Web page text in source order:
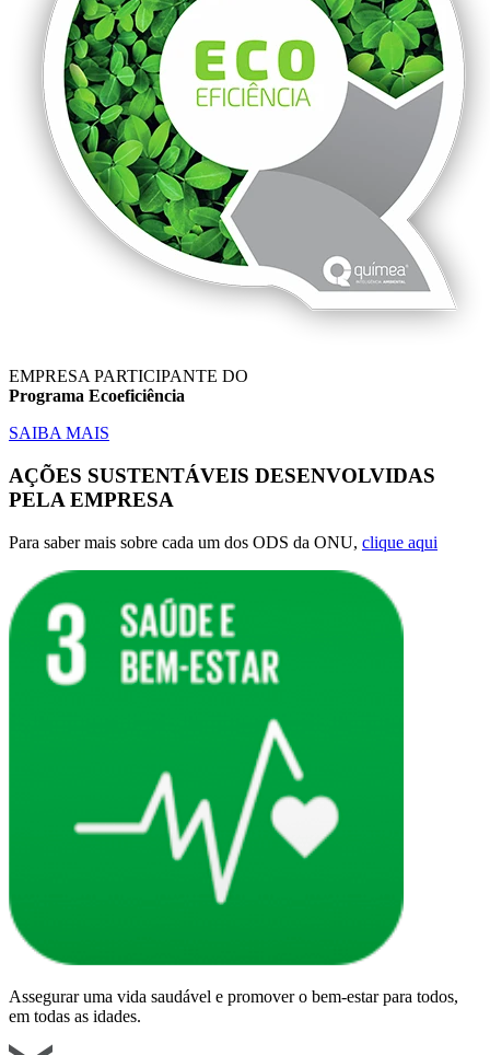
EMPRESA PARTICIPANTE DO
Programa Ecoeficiência
SAIBA MAIS
AÇÕES SUSTENTÁVEIS DESENVOLVIDAS
PELA EMPRESA
Para saber mais sobre cada um dos ODS da ONU, clique aqui
Assegurar uma vida saudável e promover o bem-estar para todos,
em todas as idades.